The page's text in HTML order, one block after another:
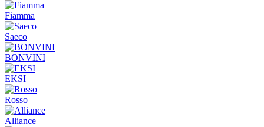
Fiamma
Saeco
BONVINI
EKSI
Rosso
Alliance